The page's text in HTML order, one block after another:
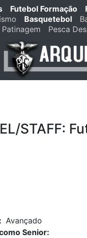
Futebol Formação
Basquetebol
Patinagem Pesca
STAFF:
Avançado
Senior: